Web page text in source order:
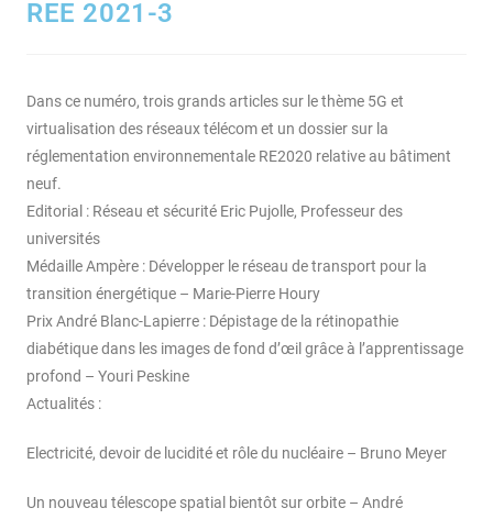
REE 2021-3
Dans ce numéro, trois grands articles sur le thème 5G et
virtualisation des réseaux télécom et un dossier sur la
réglementation environnementale RE2020 relative au bâtiment
neuf.
Editorial : Réseau et sécurité Eric Pujolle, Professeur des
universités
Médaille Ampère : Développer le réseau de transport pour la
transition énergétique – Marie-Pierre Houry
Prix André Blanc-Lapierre : Dépistage de la rétinopathie
diabétique dans les images de fond d’œil grâce à l’apprentissage
profond – Youri Peskine
Actualités :
Electricité, devoir de lucidité et rôle du nucléaire – Bruno Meyer
Un nouveau télescope spatial bientôt sur orbite – André